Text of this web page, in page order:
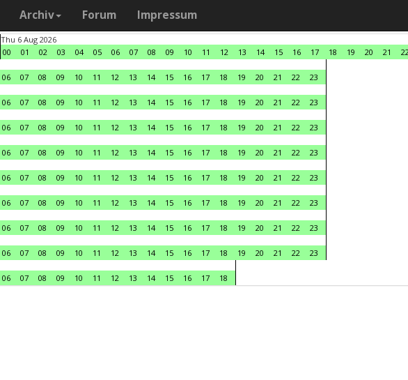
Archiv Forum Impressum
Thu 6 Aug 2026
00
01 02 03 04 05 06 07 08 09 10 11 12 13 14 15 16 17 18 19 20 21
06 07 08 09 10 11 12 13 14 15 16 17 18 19 20 21 22
23
06 07 08 09 10 11 12 13 14 15 16 17 18 19 20 21 22
23
06 07 08 09 10 11 12 13 14 15 16 17 18 19 20 21 22
23
06 07 08 09 10 11 12 13 14 15 16 17 18 19 20 21 22
23
06 07 08 09 10 11 12 13 14 15 16 17 18 19 20 21 22
23
06 07 08 09 10 11 12 13 14 15 16 17 18 19 20 21 22
23
06 07 08 09 10 11 12 13 14 15 16 17 18 19 20 21 22
23
06 07 08 09 10 11 12 13 14 15 16 17 18 19 20 21 22
23
06 07 08 09 10 11 12 13 14 15 16 17 18